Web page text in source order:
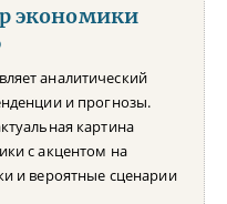
экономики
аналитический
и прогнозы.
картина
с акцентом на
и вероятные сценарии